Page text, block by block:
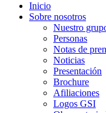
Inicio
Sobre nosotros
Nuestro
Personas
Notas de
Noticias
Presentación
Brochure
Afiliaciones
Logos GSI